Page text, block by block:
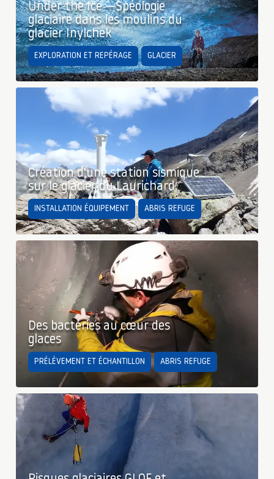
Under the Ice —Spéologie
glaciaire dans les moulins du
glacier Inylchek
EXPLORATION ET REPÉRAGE GLACIER
Création d'une station sismique
sur le glacier du Laurichard
INSTALLATION ÉQUIPEMENT ABRIS REFUGE
Des bactéries au cœur des
glaces
PRÉLÈVEMENT ET ÉCHANTILLON ABRIS REFUGE